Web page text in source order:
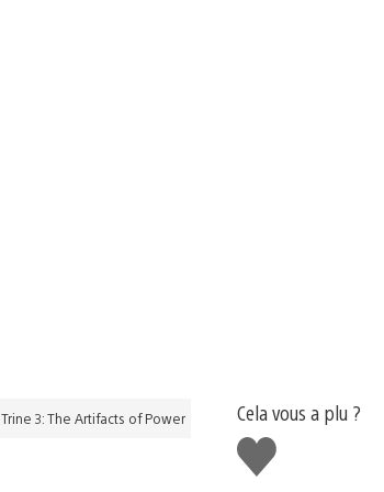
Trine 3: The Artifacts of Power
Cela vous a plu ?
J'aime